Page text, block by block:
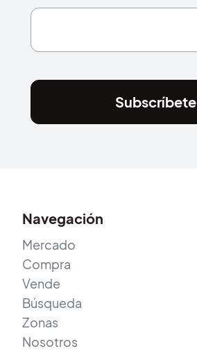
Subscríbete
Navegación
Mercado
Compra
Vende
Búsqueda
Zonas
Nosotros